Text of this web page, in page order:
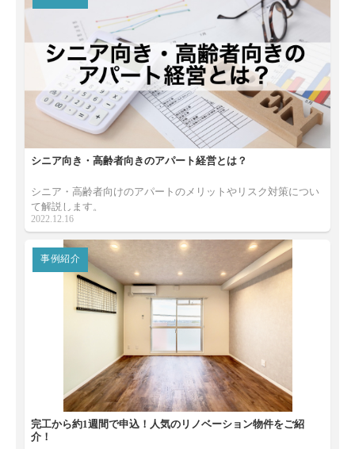
シニア向き・高齢者向きのアパート経営とは？
シニア・高齢者向けのアパートのメリットやリスク対策につい
て解説します。
2022.12.16
事例紹介
完工から約1週間で申込！人気のリノベーション物件をご紹
介！